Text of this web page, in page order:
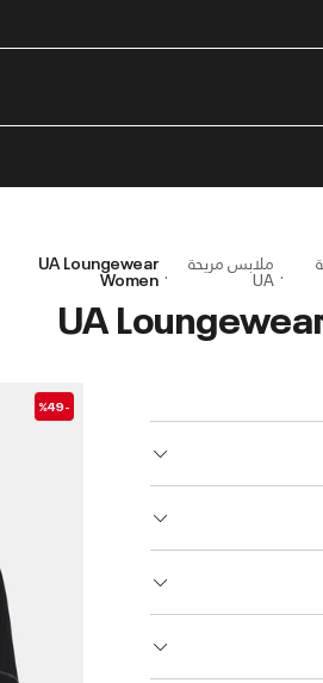
ملابس مريحة
UA
UA Loungewear
Women
UA
-%49